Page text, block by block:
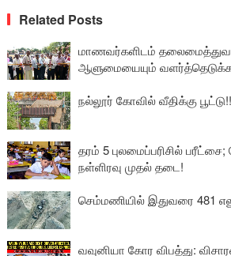
Related Posts
மாணவர்களிடம்
ஆளுமையையும்
நல்லூர் கோவில் வீதிக்கு பூட்டு!!
தரம் 5 புலமைப்பரிசில் பரீட்சை;
நள்ளிரவு முதல் தடை!
செம்மணியில் இதுவரை 481
வவுனியா கோர விபத்து: